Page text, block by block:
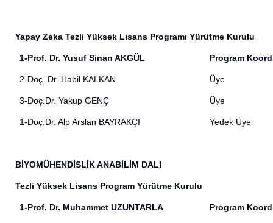
Yapay Zeka Tezli Yüksek Lisans Programı Yürütme Kurulu
1-Prof. Dr. Yusuf Sinan AKGÜL Program
2-Doç. Dr. Habil KALKAN Üye
3-Doç.Dr. Yakup GENÇ Üye
1-Doç.Dr. Alp Arslan BAYRAKÇİ Yedek Üye
BİYOMÜHENDİSLİK ANABİLİM DALI
Tezli Yüksek Lisans Program Yürütme Kurulu
1-Prof. Dr. Muhammet UZUNTARLA Program